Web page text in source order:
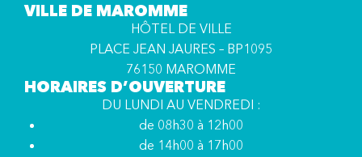
VILLE DE MAROMME
HÔTEL DE VILLE
PLACE JEAN JAURES – BP1095
76150 MAROMME
HORAIRES D’OUVERTURE
DU LUNDI AU VENDREDI :
de 08h30 à 12h00
de 14h00 à 17h00